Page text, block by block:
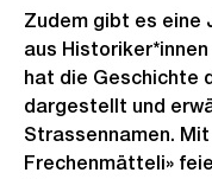
Zudem gibt es eine
aus
hat die Geschichte
dargestellt und
Strassennamen.
Frechenmätteli»